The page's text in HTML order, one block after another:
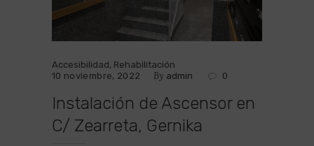
Accesibilidad, Rehabilitación
10 noviembre, 2022
By admin 0
Instalación de Ascensor en
C/ Zearreta, Gernika